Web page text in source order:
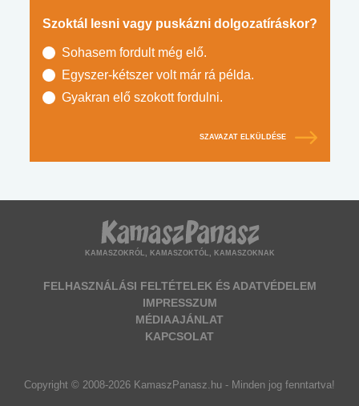
Szoktál lesni vagy puskázni dolgozatíráskor?
Sohasem fordult még elő.
Egyszer-kétszer volt már rá példa.
Gyakran elő szokott fordulni.
SZAVAZAT ELKÜLDÉSE
KAMASZOKRÓL, KAMASZOKTÓL, KAMASZOKNAK
FELHASZNÁLÁSI FELTÉTELEK ÉS ADATVÉDELEM
IMPRESSZUM
MÉDIAAJÁNLAT
KAPCSOLAT
Copyright © 2008-2026 KamaszPanasz.hu - Minden jog fenntartva!